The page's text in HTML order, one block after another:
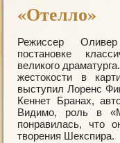
«Отелло»
Режиссер
постановке
великого
жестокости в
выступил Лоренс
Кеннет Бранах,
Видимо, роль в
понравилась, что
творения Шекспира.